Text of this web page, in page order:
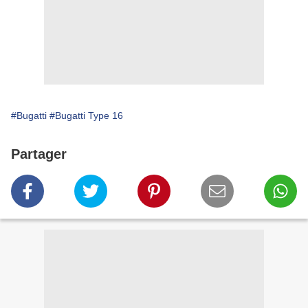
#Bugatti #Bugatti Type 16
Partager